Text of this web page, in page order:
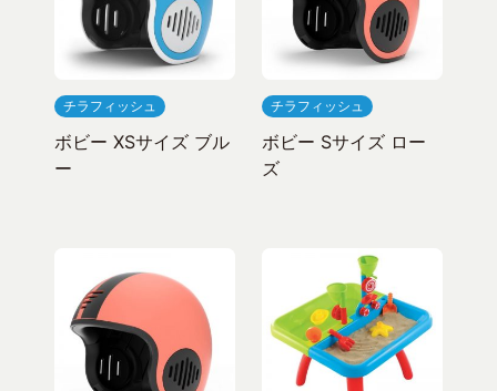
チラフィッシュ
ボビー XSサイズ ブル
ー
チラフィッシュ
ボビー Sサイズ ロー
ズ